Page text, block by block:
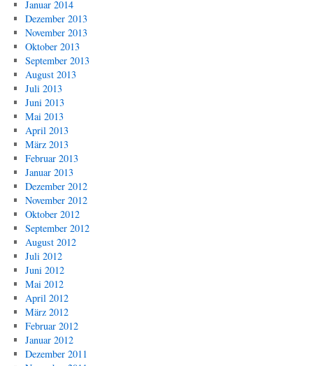
Januar 2014
Dezember 2013
November 2013
Oktober 2013
September 2013
August 2013
Juli 2013
Juni 2013
Mai 2013
April 2013
März 2013
Februar 2013
Januar 2013
Dezember 2012
November 2012
Oktober 2012
September 2012
August 2012
Juli 2012
Juni 2012
Mai 2012
April 2012
März 2012
Februar 2012
Januar 2012
Dezember 2011